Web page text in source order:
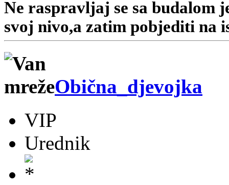
Ne raspravljaj se sa budalom
svoj nivo,a zatim pobjediti na
Obična_djevojka
VIP
Urednik